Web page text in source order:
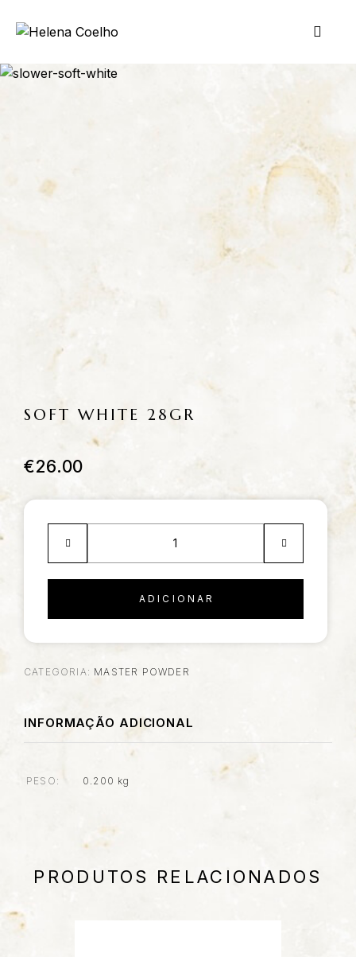
SOFT WHITE 28GR
€26.00
ADICIONAR
CATEGORIA: MASTER POWDER
INFORMAÇÃO ADICIONAL
PESO 0.200 kg
PRODUTOS RELACIONADOS